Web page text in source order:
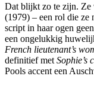
Dat blijkt zo te zijn. Ze
(1979) – een rol die ze
script in haar ogen
een ongelukkig
French lieutenant’s
definitief met Sophie’s
Pools accent een